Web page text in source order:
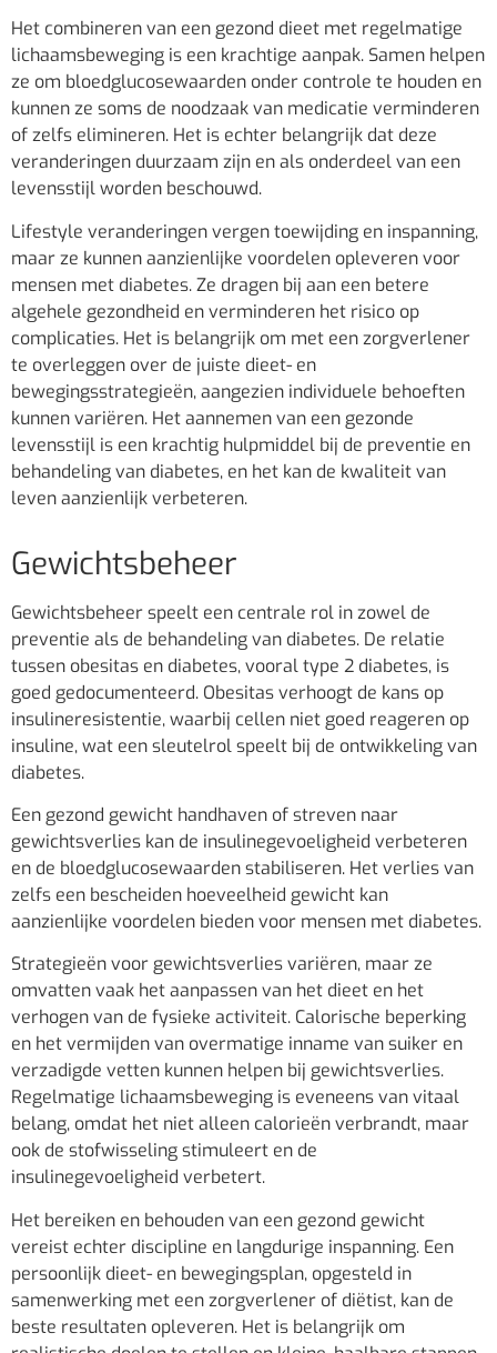
Het combineren van een gezond dieet met regelmatige
lichaamsbeweging is een krachtige aanpak. Samen helpen
ze om bloedglucosewaarden onder controle te houden en
kunnen ze soms de noodzaak van medicatie verminderen
of zelfs elimineren. Het is echter belangrijk dat deze
veranderingen duurzaam zijn en als onderdeel van een
levensstijl worden beschouwd.
Lifestyle veranderingen vergen toewijding en inspanning,
maar ze kunnen aanzienlijke voordelen opleveren voor
mensen met diabetes. Ze dragen bij aan een betere
algehele gezondheid en verminderen het risico op
complicaties. Het is belangrijk om met een zorgverlener
te overleggen over de juiste dieet- en
bewegingsstrategieën, aangezien individuele behoeften
kunnen variëren. Het aannemen van een gezonde
levensstijl is een krachtig hulpmiddel bij de preventie en
behandeling van diabetes, en het kan de kwaliteit van
leven aanzienlijk verbeteren.
Gewichtsbeheer
Gewichtsbeheer speelt een centrale rol in zowel de
preventie als de behandeling van diabetes. De relatie
tussen obesitas en diabetes, vooral type 2 diabetes, is
goed gedocumenteerd. Obesitas verhoogt de kans op
insulineresistentie, waarbij cellen niet goed reageren op
insuline, wat een sleutelrol speelt bij de ontwikkeling van
diabetes.
Een gezond gewicht handhaven of streven naar
gewichtsverlies kan de insulinegevoeligheid verbeteren
en de bloedglucosewaarden stabiliseren. Het verlies van
zelfs een bescheiden hoeveelheid gewicht kan
aanzienlijke voordelen bieden voor mensen met diabetes.
Strategieën voor gewichtsverlies variëren, maar ze
omvatten vaak het aanpassen van het dieet en het
verhogen van de fysieke activiteit. Calorische beperking
en het vermijden van overmatige inname van suiker en
verzadigde vetten kunnen helpen bij gewichtsverlies.
Regelmatige lichaamsbeweging is eveneens van vitaal
belang, omdat het niet alleen calorieën verbrandt, maar
ook de stofwisseling stimuleert en de
insulinegevoeligheid verbetert.
Het bereiken en behouden van een gezond gewicht
vereist echter discipline en langdurige inspanning. Een
persoonlijk dieet- en bewegingsplan, opgesteld in
samenwerking met een zorgverlener of diëtist, kan de
beste resultaten opleveren. Het is belangrijk om